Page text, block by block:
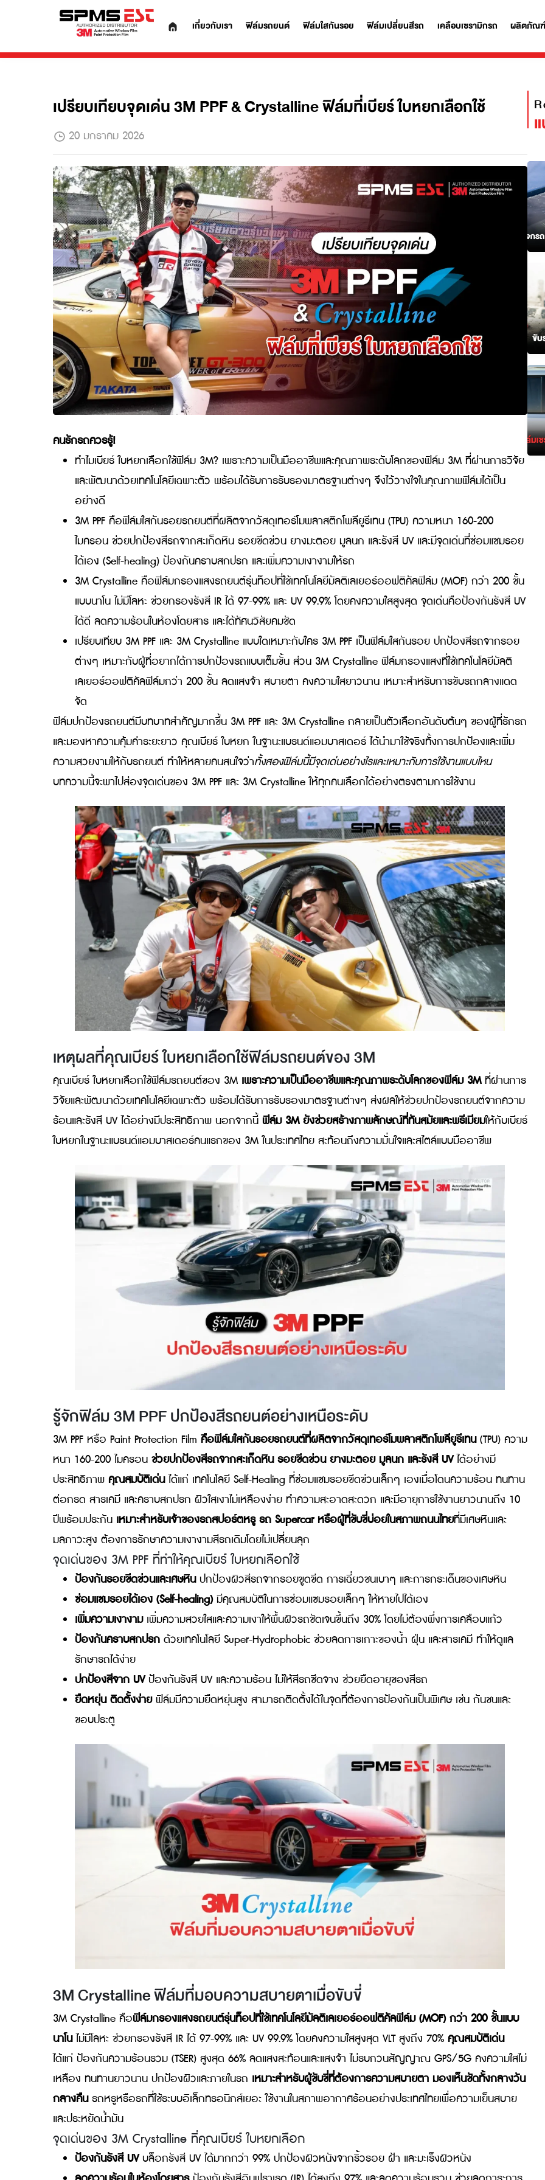
เกี่ยวกับเรา ฟิล์มรถยนต์ ฟิล์มใสกันรอย ฟิล์มเปลี่ยนสีรถ เคลือบเซรามิ
เปรียบเทียบจุดเด่น 3M PPF & Crystalline ฟิล์มที่เบียร์ ใบหยกเลือกใช้
20 มกราคม 2026
คนรักรถควรรู้!
ทำไมเบียร์ ใบหยกเลือกใช้ฟิล์ม 3M? เพราะความเป็นมืออาชีพและคุณภาพระดับโลกของฟิล์ม 3M ที่ผ่าน
และพัฒนาด้วยเทคโนโลยีเฉพาะตัว พร้อมได้รับการรับรองมาตรฐานต่างๆ จึงไว้วางใจในคุณภาพฟิล์มได้เ
อย่างดี
3M PPF คือฟิล์มใสกันรอยรถยนต์ที่ผลิตจากวัสดุเทอร์โมพลาสติกโพลียูรีเทน (TPU) ความหนา 160-200
ไมครอน ช่วยปกป้องสีรถจากสะเก็ดหิน รอยขีดข่วน ยางมะตอย มูลนก และรังสี UV และมีจุดเด่นที่ซ่อม
ได้เอง (Self-healing) ป้องกันคราบสกปรก และเพิ่มความเงางามให้รถ
3M Crystalline คือฟิล์มกรองแสงรถยนต์รุ่นท็อปที่ใช้เทคโนโลยีมัลติเลเยอร์ออฟติคัลฟิล์ม (MOF) กว่า
แบบนาโน ไม่มีโลหะ ช่วยกรองรังสี IR ได้ 97-99% และ UV 99.9% โดยคงความใสสูงสุด จุดเด่นคือป้องกัน
ได้ดี ลดความร้อนในห้องโดยสาร และได้ทัศนวิสัยคมชัด
เปรียบเทียบ 3M PPF และ 3M Crystalline แบบใดเหมาะกับใคร 3M PPF เป็นฟิล์มใสกันรอย ปกป้องสีรถจ
ต่างๆ เหมาะกับผู้ที่อยากได้การปกป้องรถแบบเต็มขั้น ส่วน 3M Crystalline ฟิล์มกรองแสงที่ใช้เทคโนโล
เลเยอร์ออฟติคัลฟิล์มกว่า 200 ชั้น ลดแสงจ้า สบายตา คงความใสยาวนาน เหมาะสำหรับการขับรถกลา
จัด
ฟิล์มปกป้องรถยนต์มีบทบาทสำคัญมากขึ้น 3M PPF และ 3M Crystalline กลายเป็นตัวเลือกอันดับต้นๆ ของ
และมองหาความคุ้มค่าระยะยาว คุณเบียร์ ใบหยก ในฐานะแบรนด์แอมบาสเดอร์ ได้นำมาใช้จริงทั้งการปกป้องแล
ความสวยงามให้กับรถยนต์ ทำให้หลายคนสนใจว่าทั้งสองฟิล์มนี้มีจุดเด่นอย่างไรและเหมาะกับการใช้งานแบบไหน
บทความนี้จะพาไปส่องจุดเด่นของ 3M PPF และ 3M Crystalline ให้ทุกคนเลือกได้อย่างตรงตามการใช้งาน
เหตุผลที่คุณเบียร์ ใบหยกเลือกใช้ฟิล์มรถยนต์ของ 3M
คุณเบียร์ ใบหยกเลือกใช้ฟิล์มรถยนต์ของ 3M เพราะความเป็นมืออาชีพและคุณภาพระดับโลกของฟิล์ม 3M
วิจัยและพัฒนาด้วยเทคโนโลยีเฉพาะตัว พร้อมได้รับการรับรองมาตรฐานต่างๆ ส่งผลให้ช่วยปกป้องรถยนต์จ
ร้อนและรังสี UV ได้อย่างมีประสิทธิภาพ นอกจากนี้ฟิล์ม 3M ยังช่วยสร้างภาพลักษณ์ที่ทันสมัยและพรีเมียม
ใบหยกในฐานะแบรนด์แอมบาสเดอร์คนแรกของ 3M ในประเทศไทย สะท้อนถึงความมั่นใจและสไตล์แบบมืออาชีพ
รู้จักฟิล์ม 3M PPF ปกป้องสีรถยนต์อย่างเหนือระดับ
3M PPF หรือ Paint Protection Filmคือฟิล์มใสกันรอยรถยนต์ที่ผลิตจากวัสดุเทอร์โมพลาสติกโพลียูรีเทน
หนา 160-200 ไมครอนช่วยปกป้องสีรถจากสะเก็ดหิน รอยขีดข่วน ยางมะตอย มูลนก และรังสี UV
ประสิทธิภาพคุณสมบัติเด่นได้แก่ เทคโนโลยี Self-Healing ที่ซ่อมแซมรอยขีดข่วนเล็กๆ เองเมื่อโดนความร้อ
ต่อกรด สารเคมี และคราบสกปรก ผิวใสเงาไม่เหลืองง่าย ทำความสะอาดสะดวก และมีอายุการใช้งานยาวนา
ปีพร้อมประกันเหมาะสำหรับเจ้าของรถสปอร์ตหรู รถ Supercar หรือผู้ที่ขับขี่บ่อยในสภาพถนนไทย
มลภาวะสูง ต้องการรักษาความเงางามสีรถเดิมโดยไม่เปลี่ยนลุก
จุดเด่นของ 3M PPF ที่ทำให้คุณเบียร์ ใบหยกเลือกใช้
ป้องกันรอยขีดข่วนและเศษหิน ปกป้องผิวสีรถจากรอยขูดขีด การเฉี่ยวชนเบาๆ และการกระเด็นของเศษ
ซ่อมแซมรอยได้เอง (Self-healing)มีคุณสมบัติในการซ่อมแซมรอยเล็กๆ ให้หายไปได้เอง
เพิ่มความเงางาม
เพิ่มความสวยใสและความเงาให้พื้นผิวรถชัดเจนขึ้นถึง 30% โดยไม่ต้องพึ่งการเคลือบแ
ป้องกันคราบสกปรกด้วยเทคโนโลยี Super-Hydrophobic ช่วยลดการเกาะของน้ำ ฝุ่น และสารเคมี ทำใ
ปกป้องสีจาก UVป้องกันรังสี UV และความร้อน ไม่ให้สีรถซีดจาง ช่วยยืดอายุของสีรถ
ยืดหยุ่น ติดตั้งง่าย ฟิล์มมีความยืดหยุ่นสูง สามารถติดตั้งได้ในจุดที่ต้องการป้องกันเป็นพิเศษ เช่น กันชน